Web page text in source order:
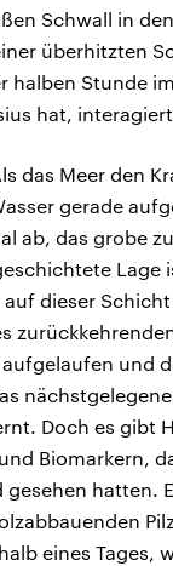
Schwall in
überhitzten
halben Stunde
hat,
das Meer den
gerade
ab, das grobe
Lage
dieser
und
Doch es gibt
Biomarkern,
gesehen hatten.
eines Tages,